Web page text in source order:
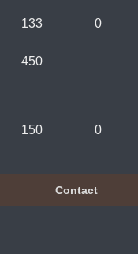
133 0
450
150
0
Contact